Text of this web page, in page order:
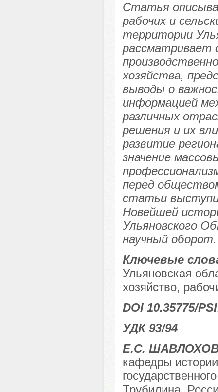
Статья
рабочих и
территории
рассматривает
хозяйства,
выводы о
информацией
различных
решения и их
развитие
значение
перед
статьи
Новейшей
Ульяновского
научный оборот.
Ключевые
Ульяновская
хозяйство,
DOI 10.35775/
УДК 93/94
Е.С.
кафедры